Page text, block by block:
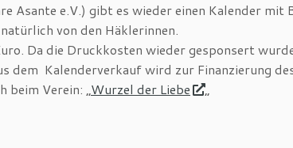
Asante e.V.) gibt es wieder einen Kalender mit
von den Häklerinnen.
Da die Druckkosten wieder gesponsert
dem Kalenderverkauf wird zur Finanzierung
beim Verein: „Wurzel der Liebe „